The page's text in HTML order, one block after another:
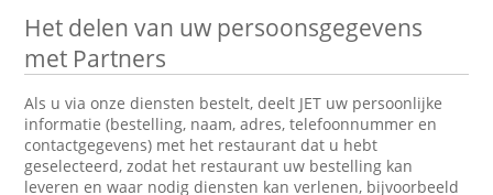
Het delen van uw persoonsgegevens
met Partners
Als u via onze diensten bestelt, deelt JET uw persoonlijke
informatie (bestelling, naam, adres, telefoonnummer en
contactgegevens) met het restaurant dat u hebt
geselecteerd, zodat het restaurant uw bestelling kan
leveren en waar nodig diensten kan verlenen, bijvoorbeeld